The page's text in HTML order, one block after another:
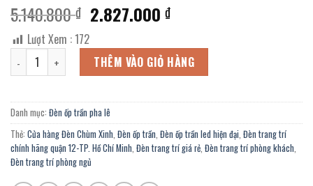
5.140.800₫ Giá
gốc
là:
5.140.800 ₫.
2.827.000₫Giá
tại
là:
2.827.000 ₫.
Lượt Xem :172
Đèn ốp trần pha lê OFL-875/500F giá tốt quận 12-TP. Hồ Chí Minh
THÊM VÀO GIỎ HÀNG
Danh mục: Đèn ốp trần pha lê
Thẻ: Cửa hàng Đèn Chùm Xinh, Đèn ốp trần, Đèn ốp trần led hiện đại, Đèn trang trí
chính hãng quận 12-TP. Hồ Chí Minh, Đèn trang trí giá rẻ, Đèn trang trí phòng khách,
Đèn trang trí phòng ngủ